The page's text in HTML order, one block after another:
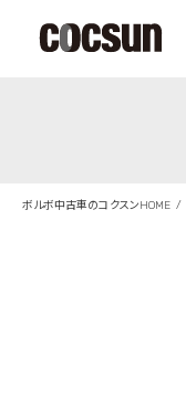
ボルボ中古車のコクスンHOME